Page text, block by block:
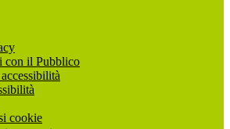
con il Pubblico
cookie